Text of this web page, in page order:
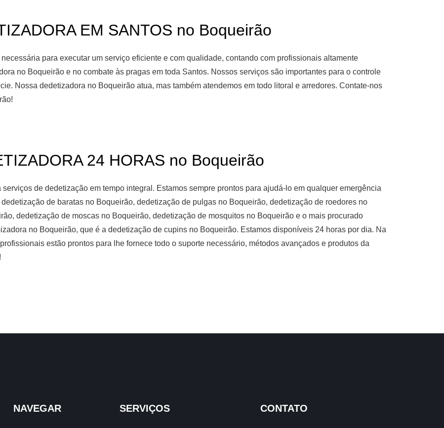
EM SANTOS no Boqueirão
para executar um serviço eficiente e com qualidade, contando com profissionais altamente
no Boqueirão e no combate às pragas em toda Santos. Nossos serviços são importantes para o controle
Nossa dedetizadora no Boqueirão atua, mas também atendemos em todo litoral e arredores. Contate-nos
24 HORAS no Boqueirão
de dedetização em tempo integral. Estamos sempre prontos para ajudá-lo em qualquer emergência
de baratas no Boqueirão, dedetização de pulgas no Boqueirão, dedetização de roedores no
dedetização de moscas no Boqueirão, dedetização de mosquitos no Boqueirão e o mais procurado
no Boqueirão, que é a dedetização de cupins no Boqueirão. Estamos disponíveis 24 horas por dia. Na
estão prontos para lhe fornece todo o suporte necessário, métodos avançados e produtos da
NAVEGAR SERVIÇOS CONTATO